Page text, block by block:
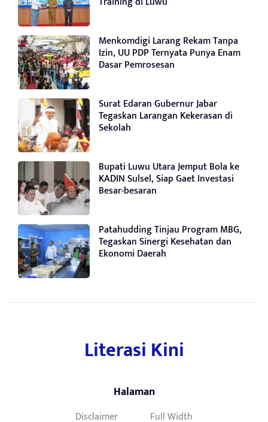
Menkomdigi Larang Rekam Tanpa
Izin, UU PDP Ternyata Punya Enam
Dasar Pemrosesan
Surat Edaran Gubernur Jabar
Tegaskan Larangan Kekerasan di
Sekolah
Bupati Luwu Utara Jemput Bola ke
KADIN Sulsel, Siap Gaet Investasi
Besar-besaran
Patahudding Tinjau Program MBG,
Tegaskan Sinergi Kesehatan dan
Ekonomi Daerah
Literasi Kini
Halaman
Disclaimer Full Width